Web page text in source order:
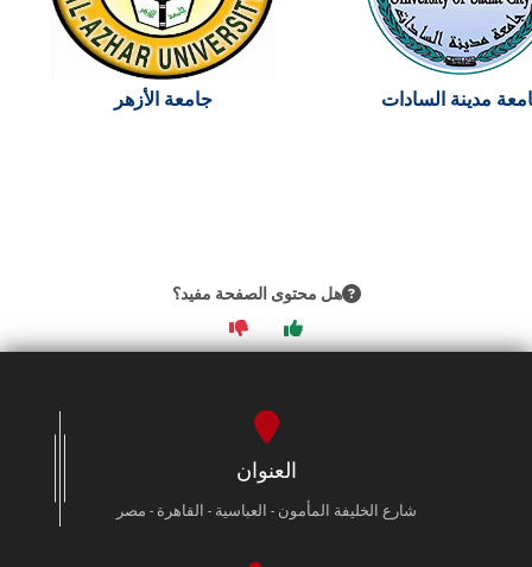
مدينة السادات جامعة الأزهر
هل محتوى الصفحة مفيد؟
العنوان
شارع الخليفة المأمون - العباسية - القاهرة - مصر